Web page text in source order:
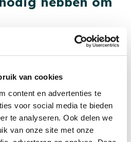
van cookies
content en advertenties te
voor social media te bieden
te analyseren. Ook delen we
van onze site met onze
ook naar wat kinderen
dat ze zich
het thuis rustiger wordt,
vaak meer ruimte voor.